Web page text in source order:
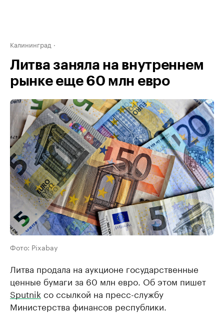
Калининград
Литва заняла на внутреннем
рынке еще 60 млн евро
Фото: Pixabay
Литва продала на аукционе государственные
ценные бумаги за 60 млн евро. Об этом пишет
Sputnik со ссылкой на пресс-службу
Министерства финансов республики.